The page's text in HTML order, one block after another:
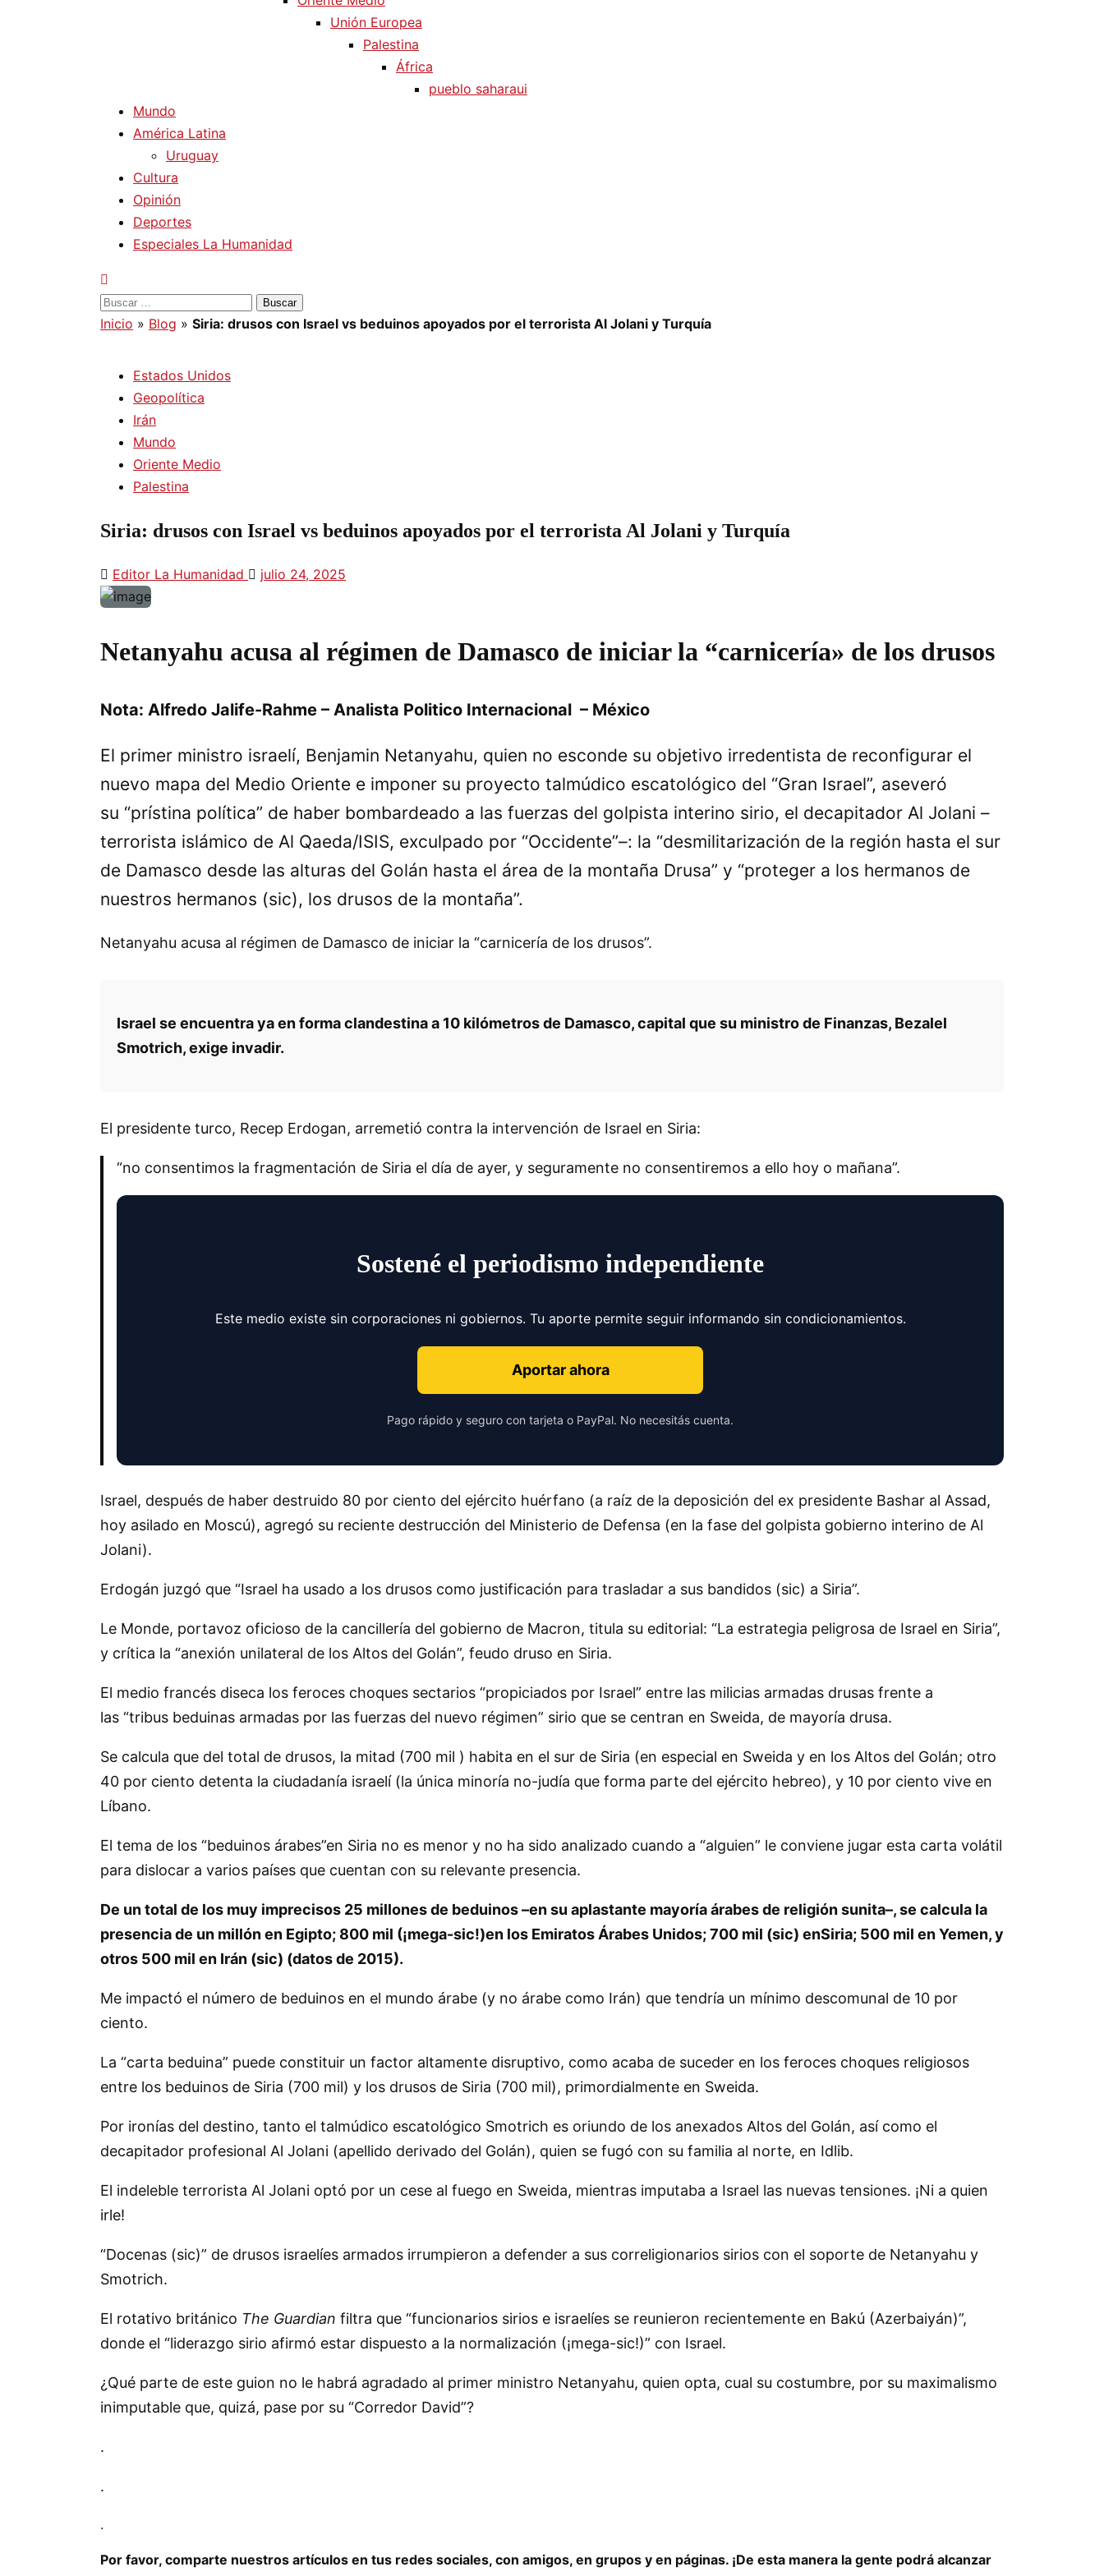
Unión Europea
Palestina
África
pueblo saharaui
Mundo
América Latina
Uruguay
Cultura
Opinión
Deportes
Especiales La Humanidad
Buscar:
Inicio » Blog » Siria: drusos con Israel vs beduinos apoyados por el terrorista Al Jolani y Turquía
Estados Unidos
Geopolítica
Irán
Mundo
Oriente Medio
Palestina
Siria: drusos con Israel vs beduinos apoyados por el terrorista Al Jolani y Turquía
Editor La Humanidad julio 24, 2025
Netanyahu acusa al régimen de Damasco de iniciar la “carnicería» de los drusos
Nota: Alfredo Jalife-Rahme – Analista Politico Internacional – México
El primer ministro israelí, Benjamin Netanyahu, quien no esconde su objetivo irredentista de reconfigurar el
nuevo mapa del Medio Oriente e imponer su proyecto talmúdico escatológico del
Gran Israel , aseveró
su
prístina política
de haber bombardeado a las fuerzas del golpista interino sirio, el decapitador Al Jolani –
terrorista islámico de Al Qaeda/ISIS, exculpado por Occidente –: la
desmilitarización de la región hasta el sur
de Damasco desde las alturas del Golán hasta el área de la montaña Drusa
y
proteger a los hermanos de
nuestros hermanos (sic), los drusos de la montaña .
Netanyahu acusa al régimen de Damasco de iniciar la “carnicería de los drusos”.
Israel se encuentra ya en forma clandestina a 10 kilómetros de Damasco, capital que su ministro de Finanzas, Bezalel
Smotrich, exige invadir.
El presidente turco, Recep Erdogan, arremetió contra la intervención de Israel en Siria:
“no consentimos la fragmentación de Siria el día de ayer, y seguramente no consentiremos a ello hoy o mañana”.
Sostené el periodismo independiente
Este medio existe sin corporaciones ni gobiernos. Tu aporte permite seguir informando sin condicionamientos.
Aportar ahora
Pago rápido y seguro con tarjeta o PayPal. No necesitás cuenta.
Israel, después de haber destruido 80 por ciento del ejército huérfano (a raíz de la deposición del ex presidente Bashar al Assad,
hoy asilado en Moscú), agregó su reciente destrucción del Ministerio de Defensa (en la fase del golpista gobierno interino de Al
Jolani).
Erdogán juzgó que Israel ha usado a los drusos como justificación para trasladar a sus bandidos (sic) a Siria .
Le Monde, portavoz oficioso de la cancillería del gobierno de Macron, titula su editorial: La estrategia peligrosa de Israel en Siria ,
y crítica la
anexión unilateral de los Altos del Golán , feudo druso en Siria.
El medio francés diseca los feroces choques sectarios propiciados por Israel
entre las milicias armadas drusas frente a
las tribus beduinas armadas por las fuerzas del nuevo régimen sirio que se centran en Sweida, de mayoría drusa.
Se calcula que del total de drusos, la mitad (700 mil ) habita en el sur de Siria (en especial en Sweida y en los Altos del Golán; otro
40 por ciento detenta la ciudadanía israelí (la única minoría no-judía que forma parte del ejército hebreo), y 10 por ciento vive en
Líbano.
El tema de los beduinos árabes en Siria no es menor y no ha sido analizado cuando a alguien
le conviene jugar esta carta volátil
para dislocar a varios países que cuentan con su relevante presencia.
De un total de los muy imprecisos 25 millones de beduinos –en su aplastante mayoría árabes de religión sunita–, se calcula la
presencia de un millón en Egipto; 800 mil (¡mega-sic!)en los Emiratos Árabes Unidos; 700 mil (sic) enSiria; 500 mil en Yemen, y
otros 500 mil en Irán (sic) (datos de 2015).
Me impactó el número de beduinos en el mundo árabe (y no árabe como Irán) que tendría un mínimo descomunal de 10 por
ciento.
La carta beduina
puede constituir un factor altamente disruptivo, como acaba de suceder en los feroces choques religiosos
entre los beduinos de Siria (700 mil) y los drusos de Siria (700 mil), primordialmente en Sweida.
Por ironías del destino, tanto el talmúdico escatológico Smotrich es oriundo de los anexados Altos del Golán, así como el
decapitador profesional Al Jolani (apellido derivado del Golán), quien se fugó con su familia al norte, en Idlib.
El indeleble terrorista Al Jolani optó por un cese al fuego en Sweida, mientras imputaba a Israel las nuevas tensiones. ¡Ni a quien
irle!
Docenas (sic)
de drusos israelíes armados irrumpieron a defender a sus correligionarios sirios con el soporte de Netanyahu y
Smotrich.
El rotativo británico The Guardian filtra que funcionarios sirios e israelíes se reunieron recientemente en Bakú (Azerbaiyán) ,
donde el
liderazgo sirio afirmó estar dispuesto a la normalización (¡mega-sic!) con Israel.
¿Qué parte de este guion no le habrá agradado al primer ministro Netanyahu, quien opta, cual su costumbre, por su maximalismo
inimputable que, quizá, pase por su
Corredor David ?
.
.
.
Por favor, comparte nuestros artículos en tus redes sociales, con amigos, en grupos y en páginas. ¡De esta manera la gente podrá alcanzar